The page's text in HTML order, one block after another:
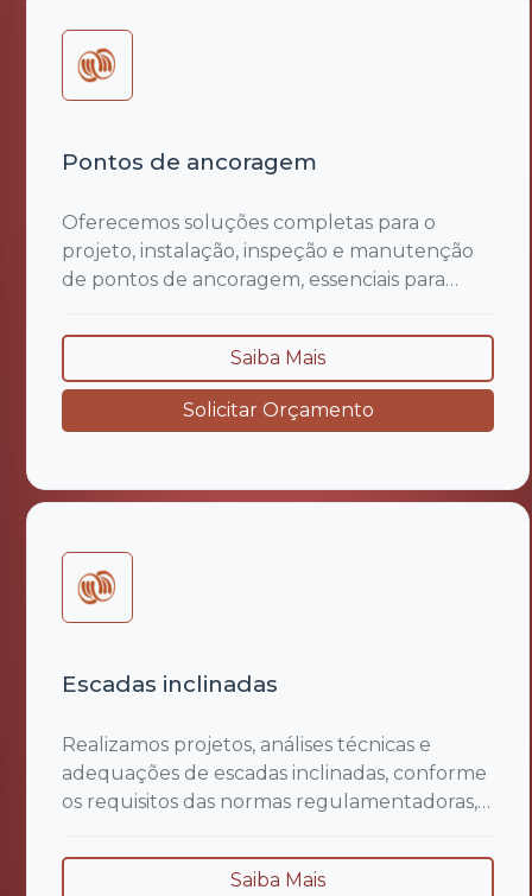
Pontos de ancoragem
Oferecemos soluções completas para o
projeto, instalação, inspeção e manutenção
de pontos de ancoragem, essenciais para
atividades realizadas em altura, conforme as
exigências da NR 35 (Trabalho em Altura) e
demais normas técnicas aplicáveis. Nosso
serviço contempla a análise estrutural do
Saiba Mais
Solicitar Orçamento
Escadas inclinadas
Realizamos projetos, análises técnicas e
adequações de escadas inclinadas, conforme
os requisitos das normas regulamentadoras,
Trabalho em Máquinas e Equipamentos) e
NR 18 (Condições e Meio Ambiente de
Saiba Mais